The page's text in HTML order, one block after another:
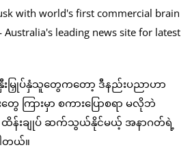
းမြှုပ်နှံသူတွေကတော့ ဒီနည်းပညာဟာ
ကြားမှာ စကားပြောစရာ မလိုဘဲ
းချုပ် ဆက်သွယ်နိုင်မယ့် အနာဂတ်ရဲ့
တယ်။